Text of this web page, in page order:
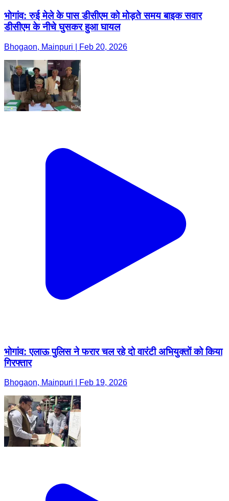
भोगांव: रुई मेले के पास डीसीएम को मोड़ते समय बाइक सवार
डीसीएम के नीचे घुसकर हुआ घायल
Bhogaon, Mainpuri | Feb 20, 2026
भोगांव: एलाऊ पुलिस ने फरार चल रहे दो वारंटी अभियुक्तों को किया
गिरफ्तार
Bhogaon, Mainpuri | Feb 19, 2026